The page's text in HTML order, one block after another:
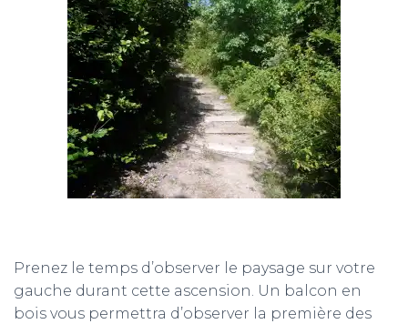
Prenez le temps d’observer le paysage sur votre
gauche durant cette ascension. Un balcon en
bois vous permettra d’observer la première des